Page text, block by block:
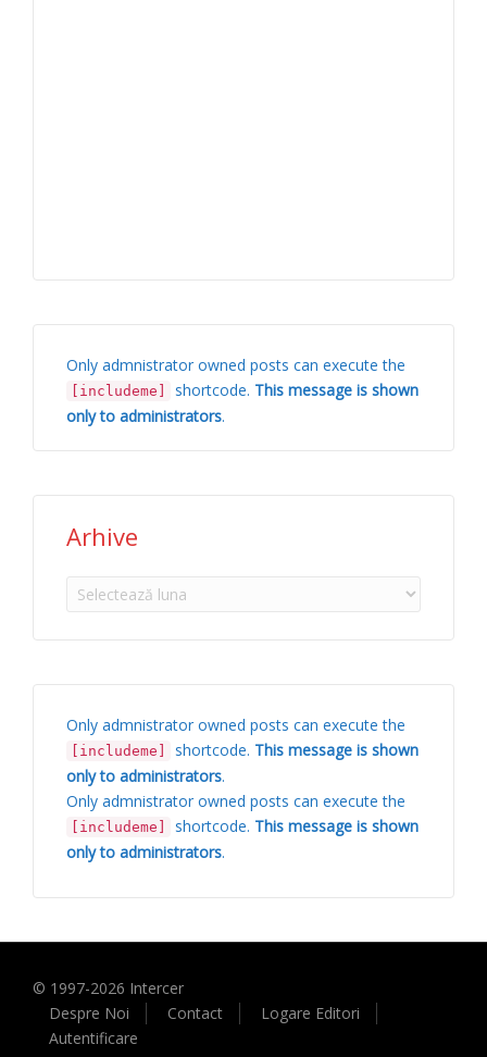
Only admnistrator owned posts can execute the
[includeme] shortcode. This message is shown
only to administrators.
Arhive
Arhive
Only admnistrator owned posts can execute the
[includeme] shortcode. This message is shown
only to administrators.
Only admnistrator owned posts can execute the
[includeme] shortcode. This message is shown
only to administrators.
© 1997-2026 Intercer
Despre Noi
Contact
Logare Editori
Autentificare